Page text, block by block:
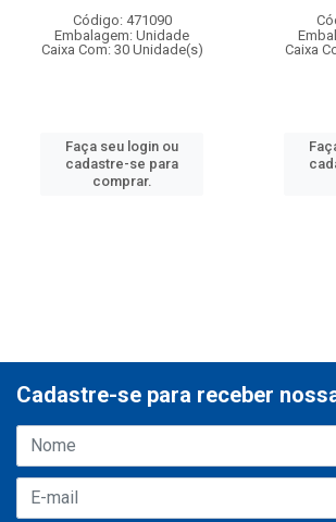
Código: 471090
Embalagem: Unidade
Caixa Com: 30 Unidade(s)
Faça seu login ou
cadastre-se para
comprar.
Caixa
Cadastre-se para receber